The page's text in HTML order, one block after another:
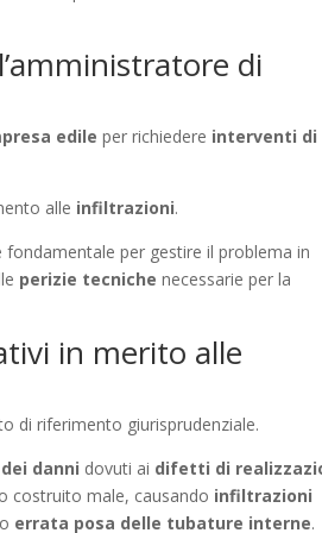
di
edile per richiedere interventi di
alle infiltrazioni.
fondamentale per gestire il problema in
perizie tecniche necessarie per la
in merito alle
di riferimento giurisprudenziale.
danni dovuti ai difetti di
costruito male, causando infiltrazioni
o errata posa delle tubature interne.